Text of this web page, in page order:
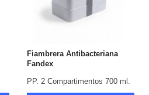
Fiambrera Antibacteriana
Fandex
PP. 2 Compartimentos 700 ml.